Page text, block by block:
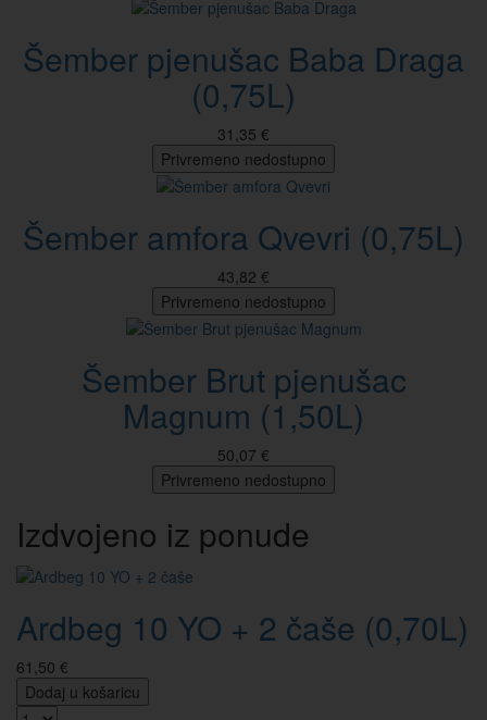
Šember pjenušac Baba Draga
(0,75L)
31,35 €
Privremeno nedostupno
Šember amfora Qvevri (0,75L)
43,82 €
Privremeno nedostupno
Šember Brut pjenušac
Magnum (1,50L)
50,07 €
Privremeno nedostupno
Izdvojeno iz ponude
Ardbeg 10 YO + 2 čaše (0,70L)
61,50 €
Dodaj u košaricu